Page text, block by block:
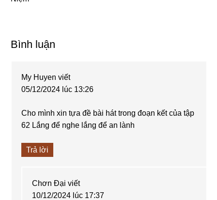
Reader
Bình luận
My Huyen viết
05/12/2024 lúc 13:26
Cho mình xin tựa đề bài hát trong đoạn kết của tập
62 Lắng để nghe lắng để an lành
Trả lời
Chơn Đại viết
10/12/2024 lúc 17:37